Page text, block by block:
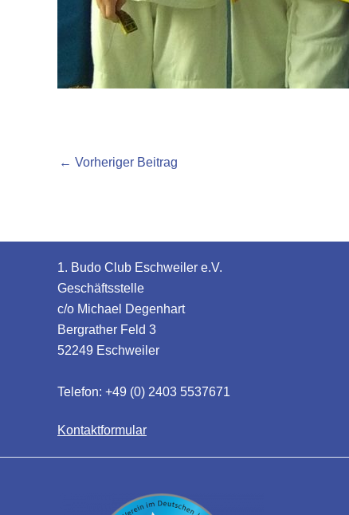
← Vorheriger Beitrag
1. Budo Club Eschweiler e.V.
Geschäftsstelle
c/o Michael Degenhart
Bergrather Feld 3
52249 Eschweiler
Telefon: +49 (0) 2403 5537671
Kontaktformular